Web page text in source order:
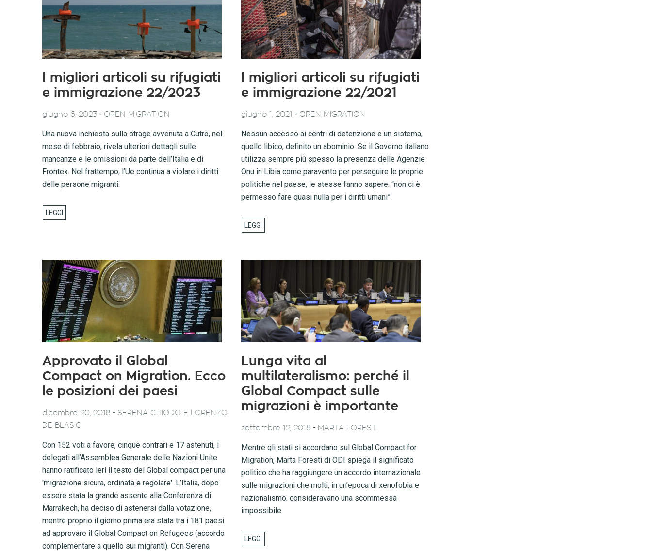
I migliori articoli su rifugiati
e immigrazione 22/2023
giugno 6, 2023 - OPEN MIGRATION
Una nuova inchiesta sulla strage avvenuta a Cutro, nel
mese di febbraio, rivela ulteriori dettagli sulle
mancanze e le omissioni da parte dell’Italia e di
Frontex. Nel frattempo, l’Ue continua a violare i diritti
delle persone migranti.
I migliori articoli su rifugiati
e immigrazione 22/2021
giugno 1, 2021 - OPEN MIGRATION
Nessun accesso ai centri di detenzione e un sistema,
quello libico, definito un abominio. Se il Governo italiano
utilizza sempre più spesso la presenza delle Agenzie
Onu in Libia come paravento per perseguire le proprie
politiche nel paese, le stesse fanno sapere: “non ci è
permesso fare quasi nulla per i diritti umani”.
Approvato il Global
Compact on Migration. Ecco
le posizioni dei paesi
dicembre 20, 2018 - SERENA CHIODO E LORENZO
DE BLASIO
Con 152 voti a favore, cinque contrari e 17 astenuti, i
delegati all’Assemblea Generale delle Nazioni Unite
hanno ratificato ieri il testo del Global compact per una
'migrazione sicura, ordinata e regolare'. L’Italia, dopo
essere stata la grande assente alla Conferenza di
Marrakech, ha deciso di astenersi dalla votazione,
mentre proprio il giorno prima era stata tra i 181 paesi
ad approvare il Global Compact on Refugees (accordo
complementare a quello sui migranti). Con Serena
Lunga vita al
multilateralismo: perché il
Global Compact sulle
migrazioni è importante
settembre 12, 2018 - MARTA FORESTI
Mentre gli stati si accordano sul Global Compact for
Migration, Marta Foresti di ODI spiega il significato
politico che ha raggiungere un accordo internazionale
sulle migrazioni che molti, in un’epoca di xenofobia e
nazionalismo, consideravano una scommessa
impossibile.